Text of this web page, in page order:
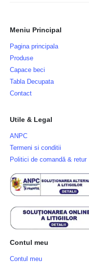
Meniu Principal
Pagina principala
Produse
Capace beci
Tabla Decupata
Contact
Utile & Legal
ANPC
Termeni si conditii
Politici de comandă & retur
Contul meu
Contul meu